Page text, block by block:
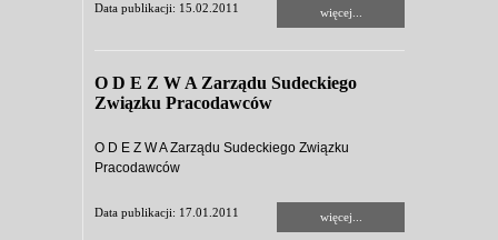
Data publikacji: 15.02.2011 więcej...
O D E Z W A Zarządu Sudeckiego
Związku Pracodawców
O D E Z W A Zarządu Sudeckiego Związku
Pracodawców
Data publikacji: 17.01.2011 więcej...